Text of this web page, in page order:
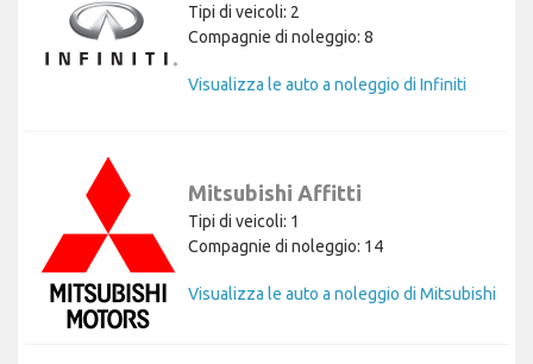
Tipi di veicoli: 2
Compagnie di noleggio: 8
Visualizza le auto a noleggio di Infiniti
Mitsubishi Affitti
Tipi di veicoli: 1
Compagnie di noleggio: 14
Visualizza le auto a noleggio di Mitsubishi